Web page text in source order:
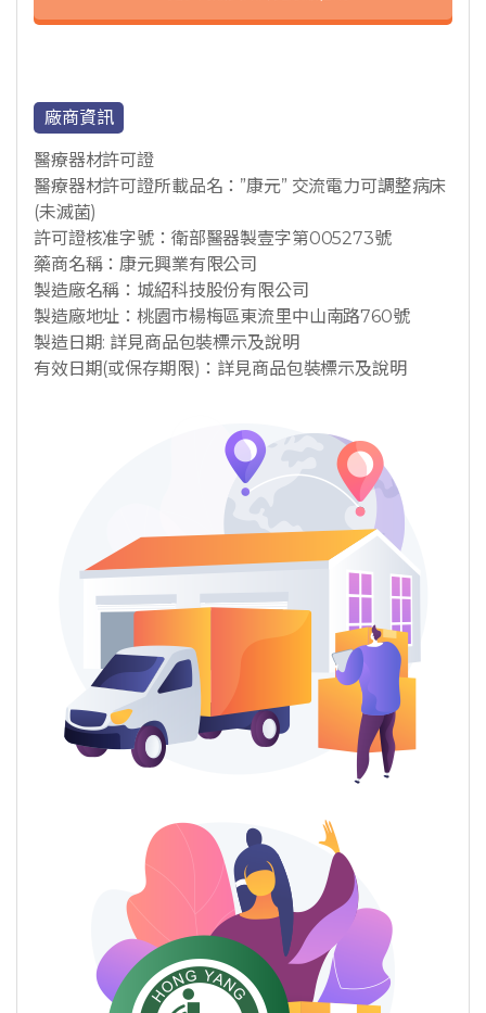
廠商資訊
醫療器材許可證
醫療器材許可證所載品名：”康元” 交流電力可調整病床
(未滅菌)
許可證核准字號：衛部醫器製壹字第005273號
藥商名稱：康元興業有限公司
製造廠名稱：城紹科技股份有限公司
製造廠地址：桃園市楊梅區東流里中山南路760號
製造日期: 詳見商品包裝標示及說明
有效日期(或保存期限)：詳見商品包裝標示及說明